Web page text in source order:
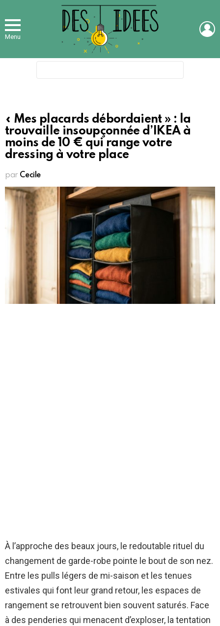
Menu
« Mes placards débordaient » : la
trouvaille insoupçonnée d’IKEA à
moins de 10 € qui range votre
dressing à votre place
par Cecile
À l’approche des beaux jours, le redoutable rituel du
changement de garde-robe pointe le bout de son nez.
Entre les pulls légers de mi-saison et les tenues
estivales qui font leur grand retour, les espaces de
rangement se retrouvent bien souvent saturés. Face
à des penderies qui menacent d’exploser, la tentation